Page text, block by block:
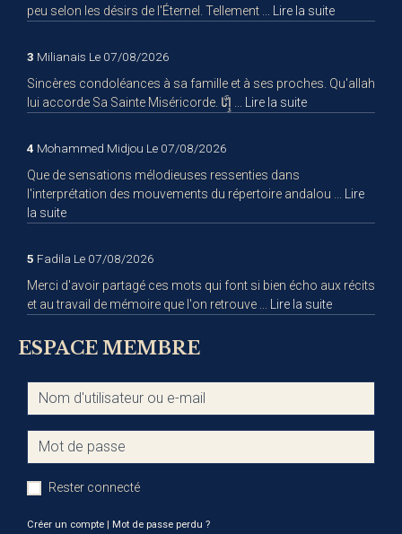
peu selon les désirs de l'Éternel. Tellement ...
Lire la suite
3 Milianais Le 07/08/2026
Sincères condoléances à sa famille et à ses proches. Qu'allah
Lire la suite
4 Mohammed Midjou Le 07/08/2026
Que de sensations mélodieuses ressenties dans
l'interprétation des mouvements du répertoire andalou ...
Lire
la suite
5 Fadila Le 07/08/2026
Merci d'avoir partagé ces mots qui font si bien écho aux récits
et au travail de mémoire que l'on retrouve ...
Lire la suite
ESPACE MEMBRE
Rester connecté
Créer un compte | Mot de passe perdu ?